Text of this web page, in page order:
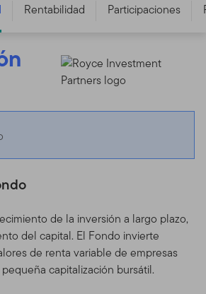
Rentabilidad Participaciones
de la inversión a largo plazo,
del capital. El Fondo invierte
de renta variable de empresas
capitalización bursátil.